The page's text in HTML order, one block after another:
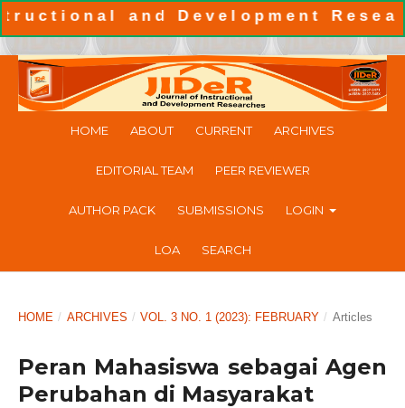
and Development Researches
HOME ABOUT CURRENT ARCHIVES
EDITORIAL TEAM PEER REVIEWER
AUTHOR PACK SUBMISSIONS LOGIN
LOA SEARCH
HOME / ARCHIVES / VOL. 3 NO. 1 (2023): FEBRUARY / Articles
Peran Mahasiswa sebagai Agen
Perubahan di Masyarakat